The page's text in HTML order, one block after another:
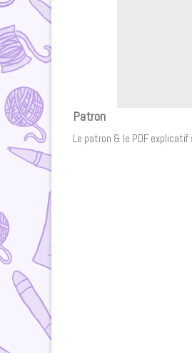
Patron
Le patron & le PDF